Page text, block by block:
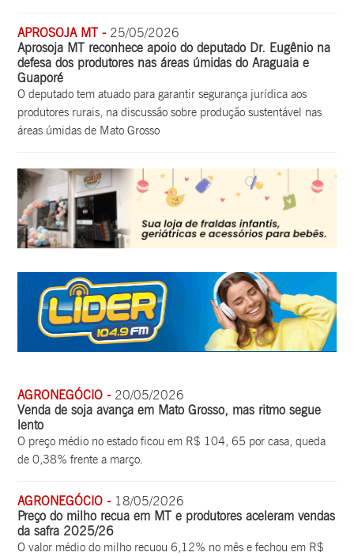
APROSOJA MT -25/05/2026
Aprosoja MT reconhece apoio do deputado Dr. Eugênio na
defesa dos produtores nas áreas úmidas do Araguaia e
Guaporé
O deputado tem atuado para garantir segurança jurídica aos
produtores rurais, na discussão sobre produção sustentável nas
áreas úmidas de Mato Grosso
AGRONEGÓCIO -20/05/2026
Venda de soja avança em Mato Grosso, mas ritmo segue
lento
O preço médio no estado ficou em R$ 104, 65 por casa, queda
de 0,38% frente a março.
AGRONEGÓCIO -18/05/2026
Preço do milho recua em MT e produtores aceleram vendas
da safra 2025/26
O valor médio do milho recuou 6,12% no mês e fechou em R$